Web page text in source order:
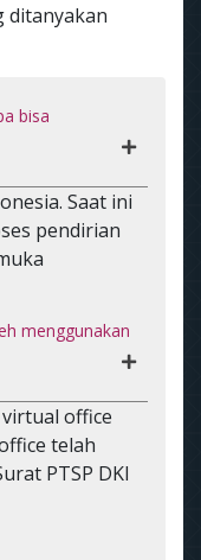
ditanyakan
bisa
Saat ini
pendirian
menggunakan
office
telah
PTSP DKI